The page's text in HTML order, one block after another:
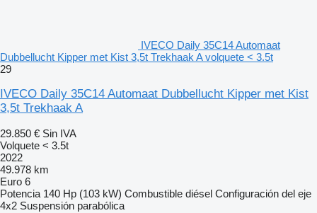
IVECO Daily 35C14 Automaat
Dubbellucht Kipper met Kist 3,5t Trekhaak A volquete < 3.5t
29
IVECO Daily 35C14 Automaat Dubbellucht Kipper met Kist
3,5t Trekhaak A
29.850 € Sin IVA
Volquete < 3.5t
2022
49.978 km
Euro 6
Potencia 140 Hp (103 kW) Combustible diésel Configuración del eje
4x2 Suspensión parabólica